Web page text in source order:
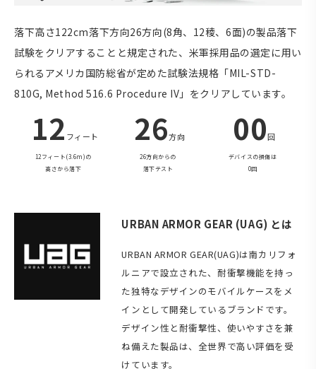
落下高さ122cm落下方向26方向(8角、12稜、6面)の製品落下
試験をクリアすることと規定された、米軍採用品の選定に用い
られるアメリカ国防総省が定めた試験法規格「MIL-STD-
810G, Method 516.6 Procedure IV」をクリアしています。
12 フィート
12フィート(3.6m)の
高さから落下
26方向
26方向からの
落下テスト
00回
デバイスの損傷は
0回
URBAN ARMOR GEAR (UAG) とは
URBAN ARMOR GEAR(UAG)は南カリフォ
ルニアで設立された、耐衝撃機能を持っ
た独特なデザインのモバイルケースをメ
インとして開発しているブランドです。
デザイン性と耐衝撃性、使いやすさを兼
ね備えた製品は、全世界で高い評価を受
けています。